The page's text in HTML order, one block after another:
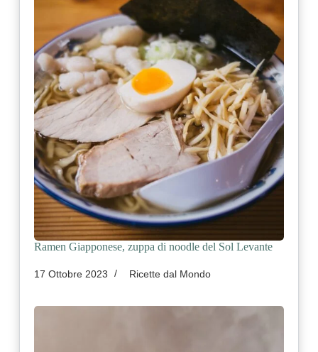
Ramen Giapponese, zuppa di noodle del Sol Levante
17 Ottobre 2023 Ricette dal Mondo